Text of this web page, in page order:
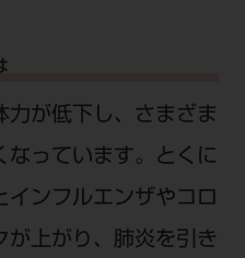
力が低下し、さまざま
なっています。とくに
インフルエンザやコロ
が上がり、肺炎を引き